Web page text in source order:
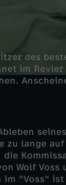
des
im
zu lange
Wolf Voss
im "Voss"